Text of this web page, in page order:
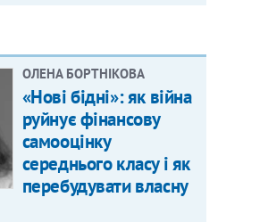
ОЛЕНА БОРТНІКОВА
«Нові бідні»: як війна
руйнує фінансову
самооцінку
середнього класу і як
перебудувати власну